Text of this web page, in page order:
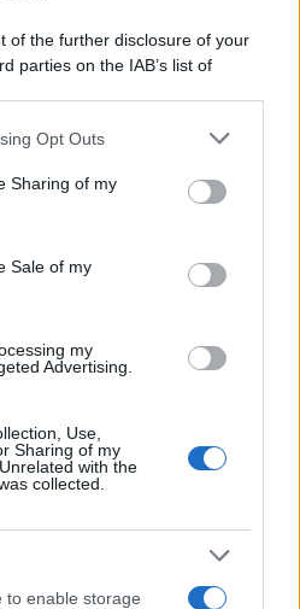
of the further disclosure of your
parties on the IAB’s list of
disclosed by us to third parties
app uses one or more Google
store information including but
behaviour. You may click to
and its third-party tags to
Opt Outs
Sharing of my
Sale of my
my
Advertising.
Use,
Sharing of my
with the
collected.
to enable storage
Germania
UK